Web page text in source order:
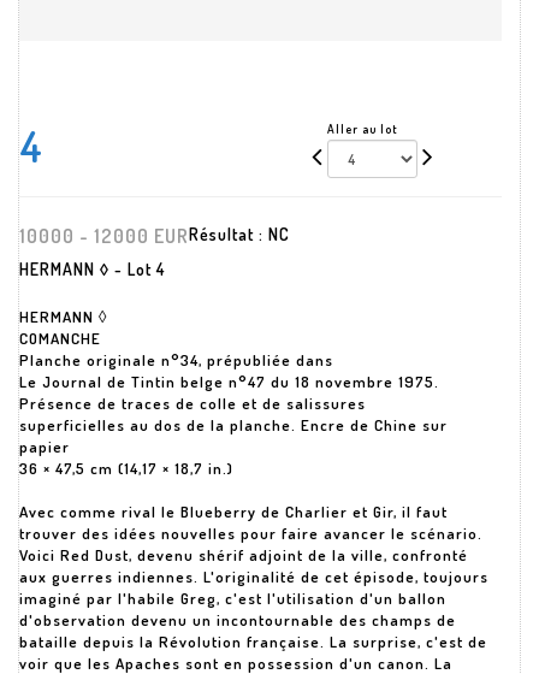
4 Aller au lot
10000 - 12000 EURRésultat : NC
HERMANN ◊ - Lot 4
HERMANN ◊
COMANCHE
Planche originale n°34, prépubliée dans
Le Journal de Tintin belge n°47 du 18 novembre 1975.
Présence de traces de colle et de salissures
superficielles au dos de la planche. Encre de Chine sur
papier
36 × 47,5 cm (14,17 × 18,7 in.)
Avec comme rival le Blueberry de Charlier et Gir, il faut
trouver des idées nouvelles pour faire avancer le scénario.
Voici Red Dust, devenu shérif adjoint de la ville, confronté
aux guerres indiennes. L'originalité de cet épisode, toujours
imaginé par l'habile Greg, c'est l'utilisation d'un ballon
d'observation devenu un incontournable des champs de
bataille depuis la Révolution française. La surprise, c'est de
voir que les Apaches sont en possession d'un canon. La